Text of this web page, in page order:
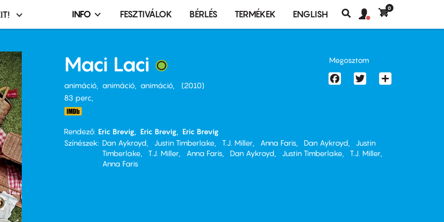
Infó,
terembérlés
menü
INFO FESZTIVÁLOK BÉRLÉS TERMÉKEK ENGLISH
Keresés
fiók
Felhasználói
0
Maci Laci
animáció animáció animáció
2010
83 perc,
Rendező Eric Brevig Eric Brevig
Eric Brevig
Színészek
Dan Aykroyd Justin Timberlake T.J. Miller Anna Faris Dan Aykroyd
Justin
Timberlake
T.J. Miller Anna Faris Dan Aykroyd Justin Timberlake
T.J. Miller
Anna Faris
Megosztom
FacebookTwitter